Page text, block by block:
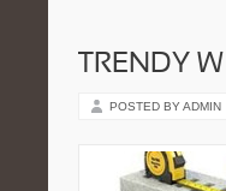
TRENDY
POSTED BY ADMIN